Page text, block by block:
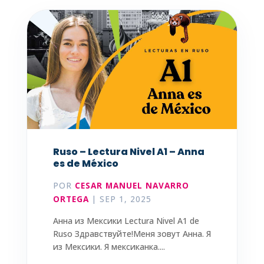
Ruso – Lectura Nivel A1 – Anna
es de México
POR CESAR MANUEL NAVARRO
ORTEGA | SEP 1, 2025
Анна из Мексики Lectura Nivel A1 de
Ruso Здравствуйте!Меня зовут Анна. Я
из Мексики. Я мексиканка....